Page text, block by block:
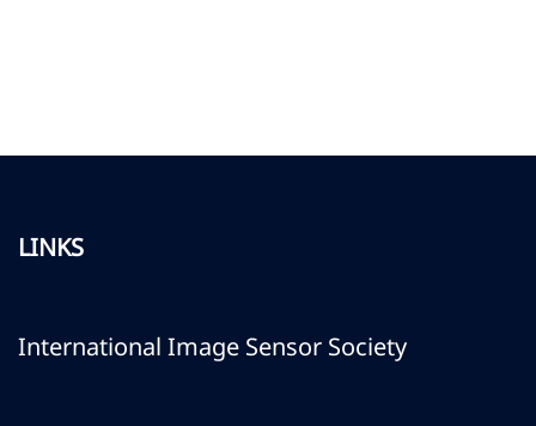
LINKS
International Image Sensor Society